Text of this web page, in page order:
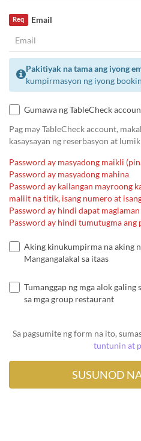
Email
Req
Pakitiyak na tama ang iyong
kumpirmasyon ng iyong
Gumawa ng TableCheck
Pag may TableCheck account,
kasaysayan ng reserbasyon at
Password ay masyadong maikli
Password ay masyadong mahina
Password ay kailangan mayroong
maliit na titik, isang numero at
Password ay hindi dapat
Password ay hindi tumutugma ang
Aking kinukumpirma na aking
Mangangalakal sa itaas
Tumanggap ng mga alok galing
sa mga group restaurant
Sa pagsumite ng form na ito,
tuntunin at